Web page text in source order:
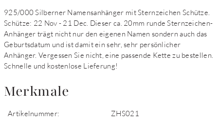
925/000 Silberner Namensanhänger mit Sternzeichen Schütze.
Schütze: 22 Nov - 21 Dec. Dieser ca. 20mm runde Sternzeichen-
Anhänger trägt nicht nur den eigenen Namen sondern auch das
Geburtsdatum und ist damit ein sehr, sehr persönlicher
Anhänger. Vergessen Sie nicht, eine passende Kette zu bestellen.
Schnelle und kostenlose Lieferung!
Merkmale
Artikelnummer: ZHS021